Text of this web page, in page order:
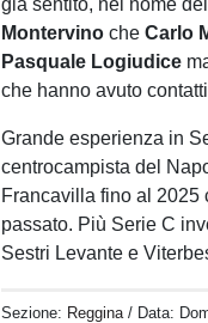
già sentito, nel nome
MontervinocheCarlo
Pasquale Logiudice
che hanno avuto
Grande esperienza in
centrocampista del
Francavilla fino al 2025
passato. Più Serie C
Sestri Levante e
Sezione: Reggina / Data: